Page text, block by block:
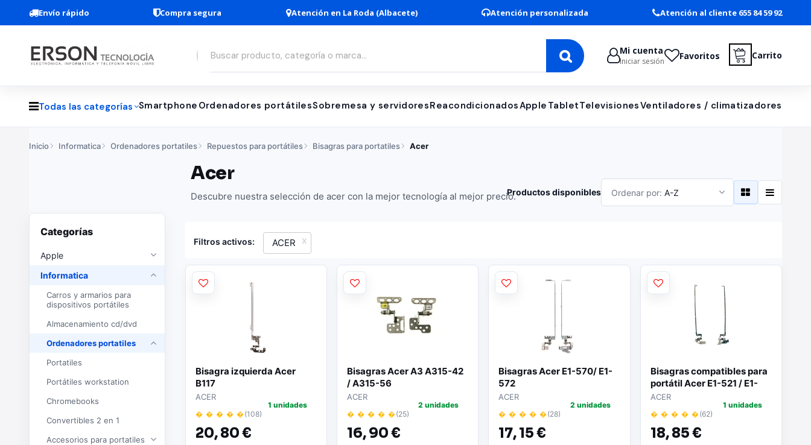
Envío rápido Compra segura Atención en La Roda (Albacete) Atención personalizada Atención al cliente 655 84 59 92
Mi cuenta
Iniciar sesión Favoritos Carrito
Todas las categorías Smartphone Ordenadores portátilesSobremesa y servidoresReacondicionadosApple TabletTelevisionesVentiladores / climatizadores
Inicio Informatica Ordenadores portatiles Repuestos para portátiles Bisagras para portatiles Acer
Acer
Descubre nuestra selección de acer con la mejor tecnología al mejor precio.
Categorías
Apple
Informatica
Carros y armarios para
dispositivos portátiles
Almacenamiento cd/dvd
Ordenadores portatiles
Portatiles
Portátiles workstation
Chromebooks
Convertibles 2 en 1
Accesorios para portatiles
Productos disponibles Ordenar por: A-Z
Filtros activos: ACER
Bisagra izquierda Acer
B117
ACER
� � � � �(108)
20,80 €
1 unidades
Bisagras Acer A3 A315-42
/ A315-56
ACER
� � � � �(25)
16,90 €
2 unidades
Bisagras Acer E1-570/ E1-
572
ACER
� � � � �(28)
17,15 €
2 unidades
Bisagras compatibles para
portátil Acer E1-521 / E1-
531
ACER
� � � � �(62)
18,85 €
1 unidades